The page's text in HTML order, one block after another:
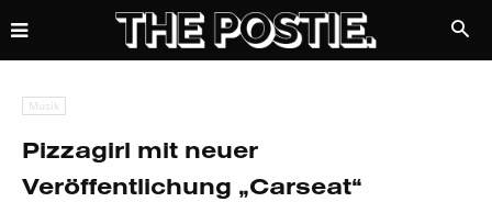
Musik
Pizzagirl mit neuer
Veröffentlichung „Carseat“